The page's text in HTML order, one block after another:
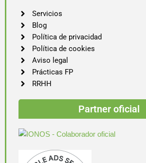
Servicios
Blog
Política de privacidad
Política de cookies
Aviso legal
Prácticas FP
RRHH
Partner oficial